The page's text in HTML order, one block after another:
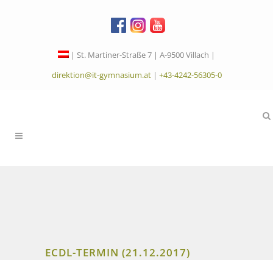
| St. Martiner-Straße 7 | A-9500 Villach |
direktion@it-gymnasium.at| +43-4242-56305-0
ECDL-TERMIN (21.12.2017)